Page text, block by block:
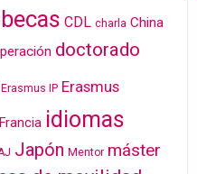
becas CDL charla China
doctorado
Erasmus IP Erasmus
Francia idiomas
Japón Mentor máster